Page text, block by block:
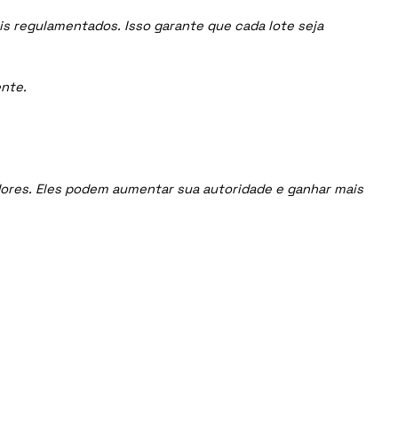
Isso garante que cada lote seja
Eles podem aumentar sua autoridade e ganhar mais